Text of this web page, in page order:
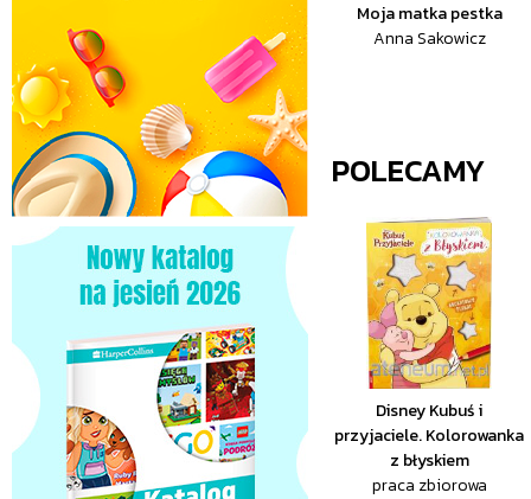
Moja matka pestka
Anna Sakowicz
POLECAMY
Disney Kubuś i
przyjaciele. Kolorowanka
z błyskiem
praca zbiorowa